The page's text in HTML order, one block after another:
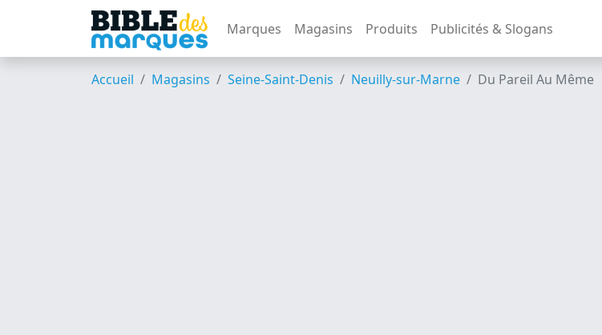
Marques Magasins Produits Publicités & Slogans
Accueil Magasins Seine-Saint-Denis Neuilly-sur-Marne Du Pareil Au Même